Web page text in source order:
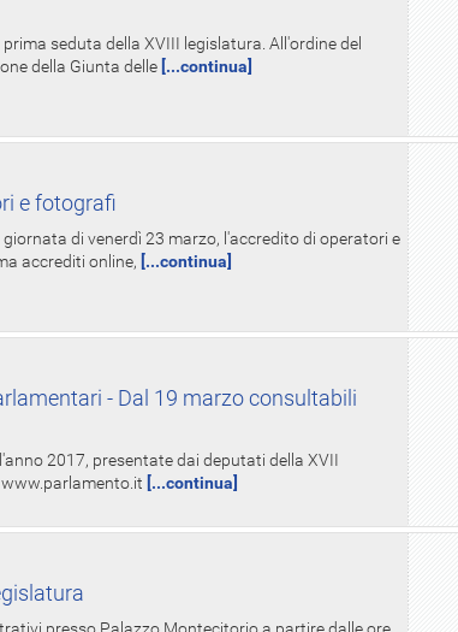
seduta della XVIII legislatura. All'ordine del
della Giunta delle [...continua]
e fotografi
di venerdì 23 marzo, l'accredito di operatori e
accrediti online, [...continua]
- Dal 19 marzo consultabili
2017, presentate dai deputati della XVII
www.parlamento.it [...continua]